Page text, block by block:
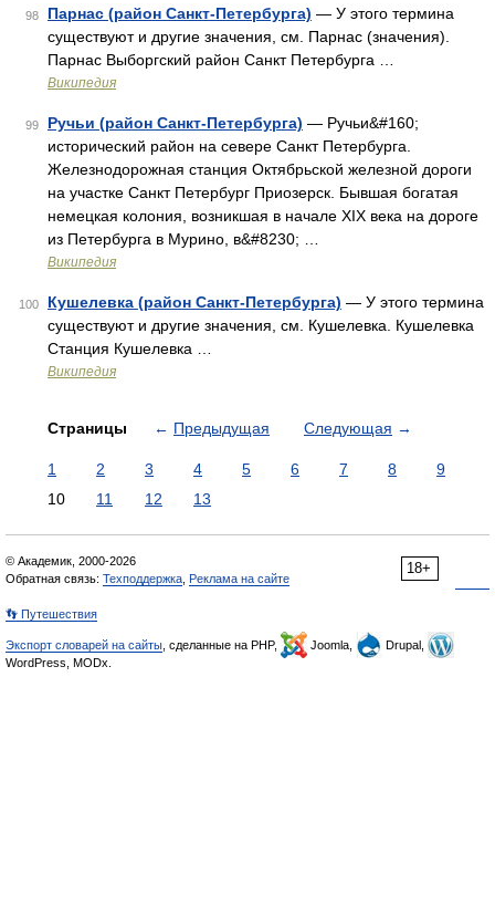
98 Парнас (район Санкт-Петербурга) — У этого термина
существуют и другие значения, см. Парнас (значения).
Парнас Выборгский район Санкт Петербурга …
Википедия
99 Ручьи (район Санкт-Петербурга) — Ручьи&#160;
исторический район на севере Санкт Петербурга.
Железнодорожная станция Октябрьской железной дороги
на участке Санкт Петербург Приозерск. Бывшая богатая
немецкая колония, возникшая в начале XIX века на дороге
из Петербурга в Мурино, в&#8230; …
Википедия
100 Кушелевка (район Санкт-Петербурга) — У этого термина
существуют и другие значения, см. Кушелевка. Кушелевка
Станция Кушелевка …
Википедия
Страницы ← Предыдущая Следующая →
1 2 3 4 5 6 7 8
9
10
11 12 13
18+
© Академик, 2000-2026
Обратная связь: Техподдержка Реклама на сайте
👣 Путешествия
Экспорт словарей на сайты , сделанные на PHP, Joomla,
Drupal,
WordPress, MODx.